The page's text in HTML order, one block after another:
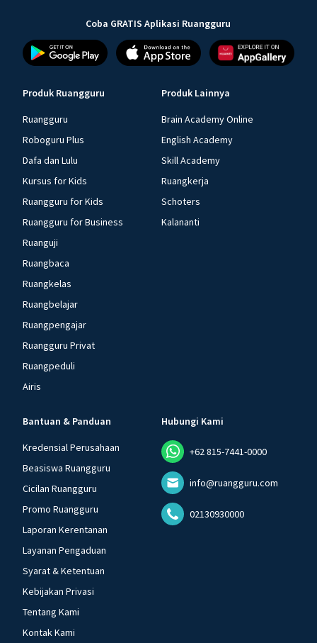
Coba GRATIS Aplikasi Ruangguru
Produk Ruangguru
Ruangguru
Roboguru Plus
Dafa dan Lulu
Kursus for Kids
Ruangguru for Kids
Ruangguru for Business
Ruanguji
Ruangbaca
Ruangkelas
Ruangbelajar
Ruangpengajar
Ruangguru Privat
Ruangpeduli
Airis
Produk Lainnya
Brain Academy Online
English Academy
Skill Academy
Ruangkerja
Schoters
Kalananti
Bantuan & Panduan
Kredensial Perusahaan
Beasiswa Ruangguru
Cicilan Ruangguru
Promo Ruangguru
Laporan Kerentanan
Layanan Pengaduan
Syarat & Ketentuan
Kebijakan Privasi
Tentang Kami
Kontak Kami
Hubungi Kami
+62 815-7441-0000
info@ruangguru.com
02130930000